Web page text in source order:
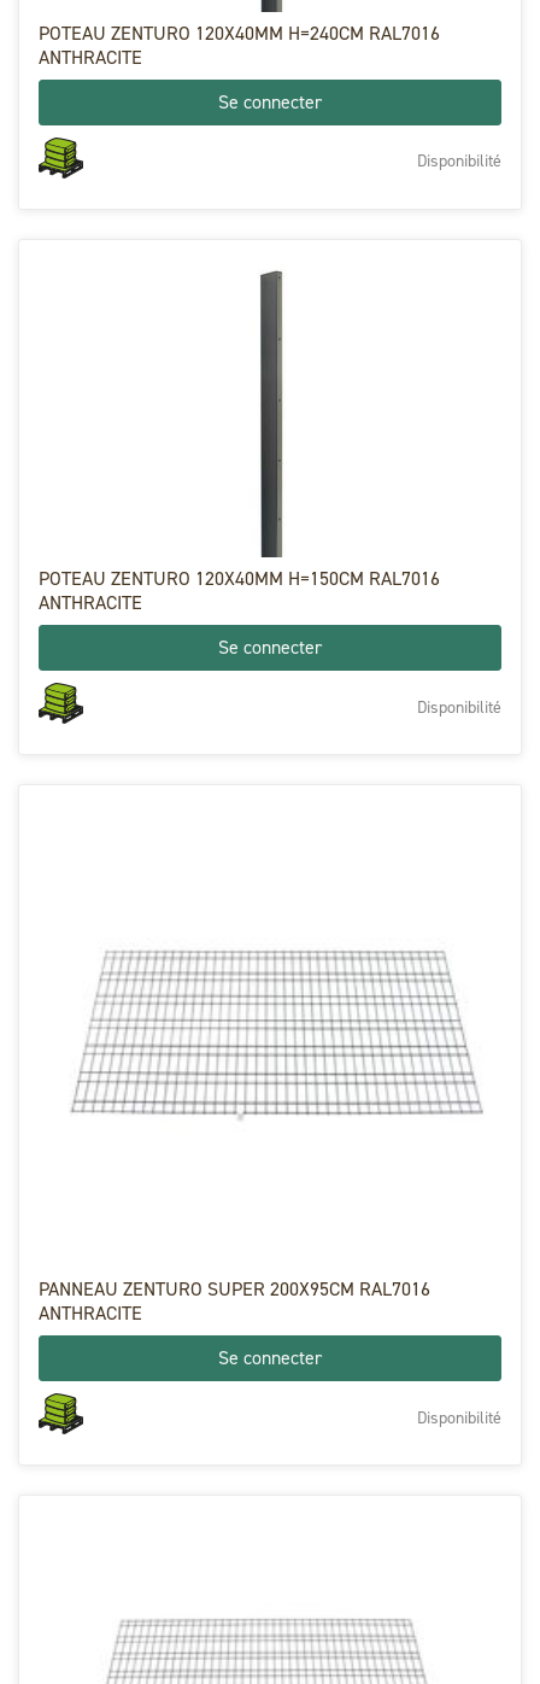
POTEAU ZENTURO 120X40MM H=240CM RAL7016
ANTHRACITE
Se connecter
Disponibilité
POTEAU ZENTURO 120X40MM H=150CM RAL7016
ANTHRACITE
Se connecter
Disponibilité
PANNEAU ZENTURO SUPER 200X95CM RAL7016
ANTHRACITE
Se connecter
Disponibilité